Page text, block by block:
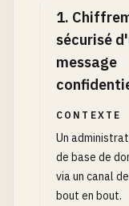
1.
sécurisé
message
CONTEXTE
Un
de base de
via un canal
bout en bout.